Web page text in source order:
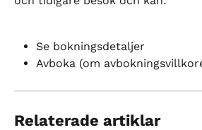
Se bokningsdetaljer
Avboka (om
Relaterade artiklar